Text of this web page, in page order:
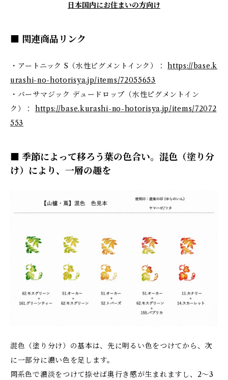
日本国内にお住まいの方向け
■ 関連商品リンク
・アートニック S（水性ピグメントインク）：https://base.k
urashi-no-hotorisya.jp/items/72055653
・バーサマジック デュードロップ（水性ピグメントイン
ク）： https://base.kurashi-no-hotorisya.jp/items/72072
553
■ 季節によって移ろう葉の色合い。混色（塗り分
け）により、一層の趣を
混色（塗り分け）の基本は、先に明るい色をつけてから、次
に一部分に濃い色を足します。
同系色で濃淡をつけて捺せば奥行き感が生まれますし、2～3